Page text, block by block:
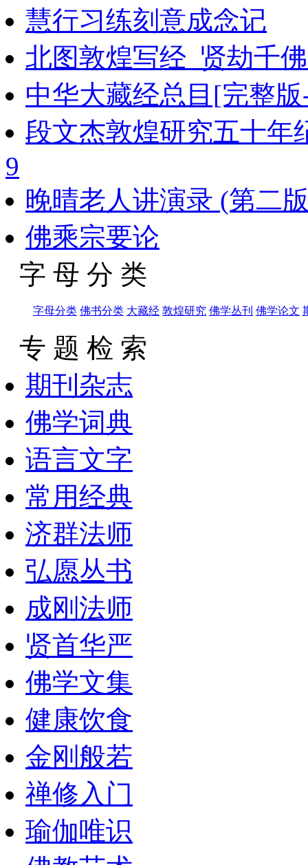
慧行习练刻意成念记
北图敦煌写经_贤劫千
中华大藏经总目[完整
段文杰敦煌研究五十年
9
晚晴老人讲演录 (第二
佛乘宗要论
字 母 分 类
字母分类 佛书分类 大藏经 敦煌研究 佛学丛刊 佛学论文
专 题 检 索
期刊杂志
佛学词典
语言文字
常用经典
济群法师
弘愿丛书
成刚法师
贤首华严
佛学文集
健康饮食
金刚般若
禅修入门
瑜伽唯识